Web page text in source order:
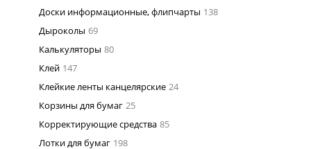
Доски информационные, флипчарты 138
Дыроколы 69
Калькуляторы 80
Клей 147
Клейкие ленты канцелярские 24
Корзины для бумаг 25
Корректирующие средства 85
Лотки для бумаг 198